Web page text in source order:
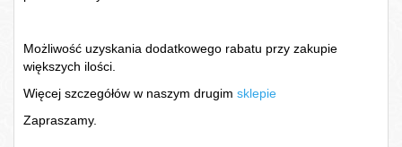
Możliwość uzyskania dodatkowego rabatu przy zakupie
większych ilości.
Więcej szczegółów w naszym drugim sklepie
Zapraszamy.